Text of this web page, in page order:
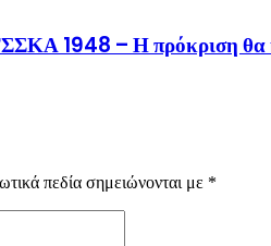
1948 – Η πρόκριση θα
πεδία σημειώνονται με *